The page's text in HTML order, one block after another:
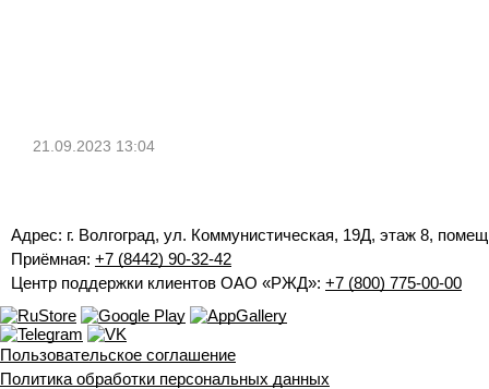
21.09.2023 13:04
Адрес: г. Волгоград, ул. Коммунистическая, 19Д, этаж 8,
Приёмная: +7 (8442) 90-32-42
Центр поддержки клиентов ОАО «РЖД»: +7 (800) 775-00-00
Пользовательское соглашение
Политика обработки персональных данных